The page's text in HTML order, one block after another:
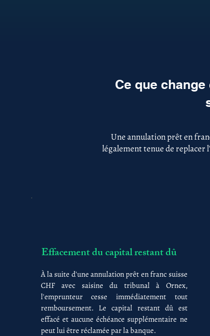
Ce que
Une annulation prêt en
légalement tenue de
Effacement du capital restant dû
À la suite d'une annulation prêt en franc suisse
CHF avec saisine du tribunal à Ornex,
l'emprunteur cesse immédiatement tout
remboursement. Le capital restant dû est
effacé et aucune échéance supplémentaire ne
peut lui être réclamée par la banque.